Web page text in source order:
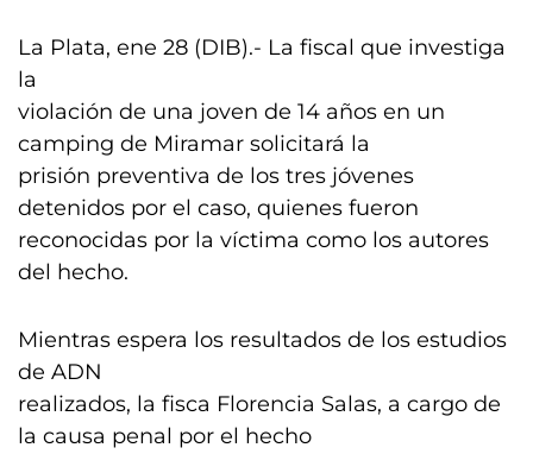
La Plata, ene 28 (DIB).- La fiscal que investiga
la
violación de una joven de 14 años en un
camping de Miramar solicitará la
prisión preventiva de los tres jóvenes
detenidos por el caso, quienes fueron
reconocidas por la víctima como los autores
del hecho.
Mientras espera los resultados de los estudios
de ADN
realizados, la fisca Florencia Salas, a cargo de
la causa penal por el hecho